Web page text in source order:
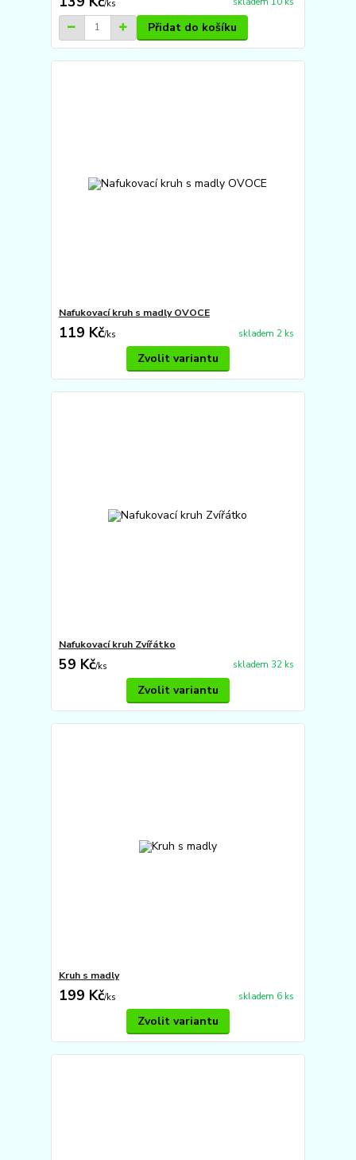
/ks
Přidat do košíku
Nafukovací kruh s madly OVOCE
119 Kč/ks skladem 2 ks
Zvolit variantu
Nafukovací kruh Zvířátko
59 Kč/ks skladem 32 ks
Zvolit variantu
Kruh s madly
199 Kč/ks skladem 6 ks
Zvolit variantu